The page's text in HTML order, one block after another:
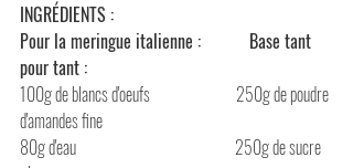
INGRÉDIENTS :
Pour la meringue italienne :           Base tant
pour tant :
100g de blancs d'oeufs                          250g de poudre
d'amandes fine
80g d'eau                                                250g de sucre